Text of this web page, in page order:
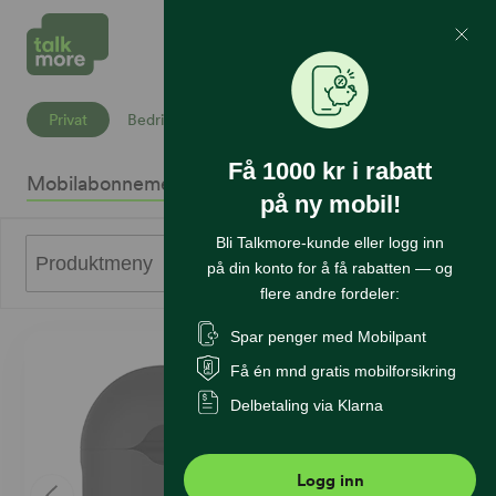
Mine Sider
Privat Bedrift
Mobilabonnement Mobiltelefoner InternettSikkerhet
Produktmeny
Få 1000 kr i rabatt
på ny mobil!
Bli Talkmore-kunde eller logg inn
på din konto for å få rabatten — og
flere andre fordeler:
Spar penger med Mobilpant
Få én mnd gratis mobilforsikring
Delbetaling via Klarna
Logg inn